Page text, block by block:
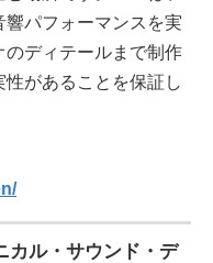
パフォーマンスを実
ディテールまで制作
があることを保証し
カル・サウンド・デ